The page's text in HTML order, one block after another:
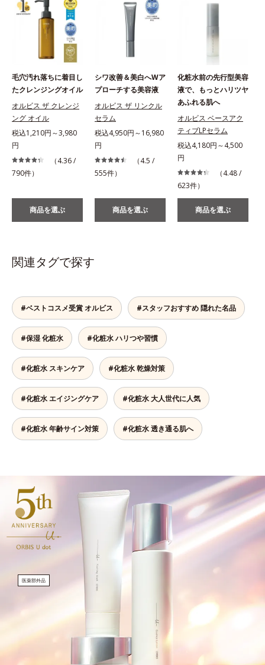
毛穴汚れ落ちに着目し
たクレンジングオイル
オルビス ザ クレンジ
ング オイル
税込1,210円～3,980
円
（4.36 /
790件）
商品を選ぶ
シワ改善＆美白へWア
プローチする美容液
オルビス ザ リンクル
セラム
税込4,950円～16,980
円
（4.5 /
555件）
商品を選ぶ
化粧水前の先行型美容
液で、もっとハリツヤ
あふれる肌へ
オルビス ベースアク
ティブLPセラム
税込4,180円～4,500
円
（4.48 /
623件）
商品を選ぶ
関連タグで探す
#ベストコスメ受賞 オルビス #スタッフおすすめ 隠れた名品
#保湿 化粧水 #化粧水 ハリつや習慣
#化粧水 スキンケア #化粧水 乾燥対策
#化粧水 エイジングケア #化粧水 大人世代に人気
#化粧水 年齢サイン対策 #化粧水 透き通る肌へ
医薬部外品